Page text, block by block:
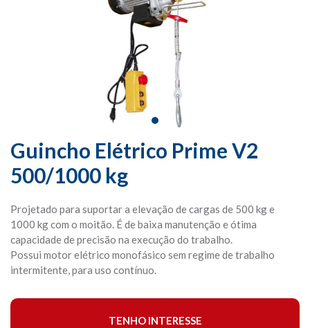
Guincho Elétrico Prime V2
500/1000 kg
Projetado para suportar a elevação de cargas de 500 kg e
1000 kg com o moitão. É de baixa manutenção e ótima
capacidade de precisão na execução do trabalho.
Possui motor elétrico monofásico sem regime de trabalho
intermitente, para uso contínuo.
TENHO INTERESSE